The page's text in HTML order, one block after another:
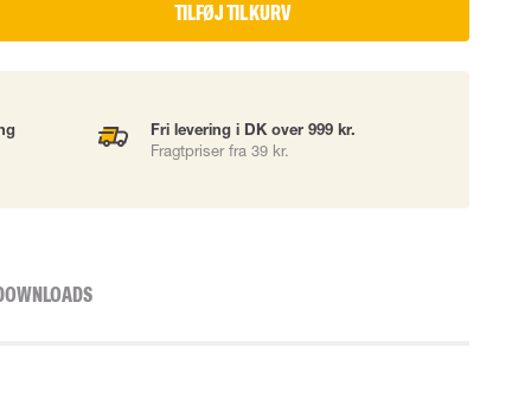
TILFØJ TIL KURV
Fri levering i DK over 999 kr.
Fragtpriser fra 39 kr.